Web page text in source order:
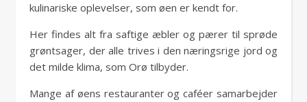
kulinariske oplevelser, som øen er kendt for.
Her findes alt fra saftige æbler og pærer til sprøde
grøntsager, der alle trives i den næringsrige jord og
det milde klima, som Orø tilbyder.
Mange af øens restauranter og caféer samarbejder